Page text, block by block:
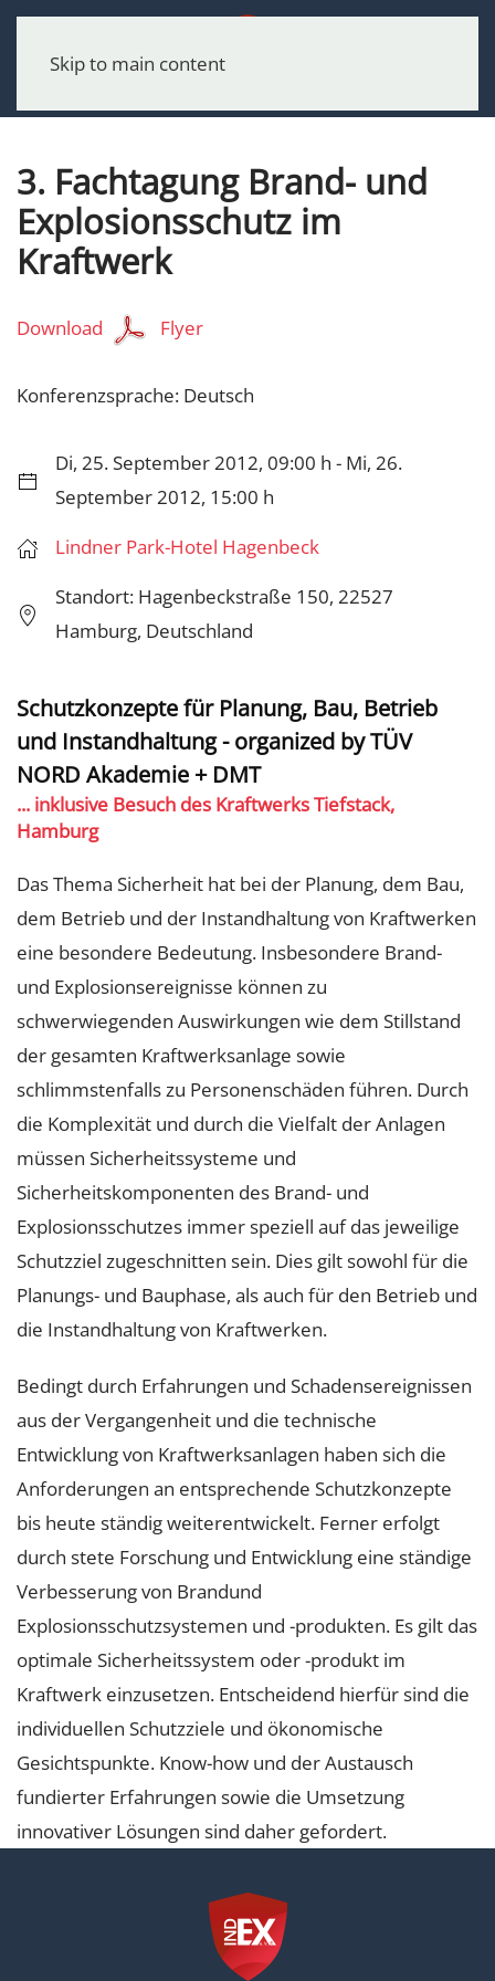
Skip to main content
Menu
3. Fachtagung Brand- und
Explosionsschutz im
Kraftwerk
Download Flyer
Konferenzsprache: Deutsch
Di, 25. September 2012, 09:00 h - Mi, 26.
September 2012, 15:00 h
Lindner Park-Hotel Hagenbeck
Standort: Hagenbeckstraße 150, 22527
Hamburg, Deutschland
Schutzkonzepte für Planung, Bau, Betrieb
und Instandhaltung - organized by TÜV
NORD Akademie + DMT
... inklusive Besuch des Kraftwerks Tiefstack,
Hamburg
Das Thema Sicherheit hat bei der Planung, dem Bau,
dem Betrieb und der Instandhaltung von Kraftwerken
eine besondere Bedeutung. Insbesondere Brand-
und Explosionsereignisse können zu
schwerwiegenden Auswirkungen wie dem Stillstand
der gesamten Kraftwerksanlage sowie
schlimmstenfalls zu Personenschäden führen. Durch
die Komplexität und durch die Vielfalt der Anlagen
müssen Sicherheitssysteme und
Sicherheitskomponenten des Brand- und
Explosionsschutzes immer speziell auf das jeweilige
Schutzziel zugeschnitten sein. Dies gilt sowohl für die
Planungs- und Bauphase, als auch für den Betrieb und
die Instandhaltung von Kraftwerken.
Bedingt durch Erfahrungen und Schadensereignissen
aus der Vergangenheit und die technische
Entwicklung von Kraftwerksanlagen haben sich die
Anforderungen an entsprechende Schutzkonzepte
bis heute ständig weiterentwickelt. Ferner erfolgt
durch stete Forschung und Entwicklung eine ständige
Verbesserung von Brandund
Explosionsschutzsystemen und -produkten. Es gilt das
optimale Sicherheitssystem oder -produkt im
Kraftwerk einzusetzen. Entscheidend hierfür sind die
individuellen Schutzziele und ökonomische
Gesichtspunkte. Know-how und der Austausch
fundierter Erfahrungen sowie die Umsetzung
innovativer Lösungen sind daher gefordert.